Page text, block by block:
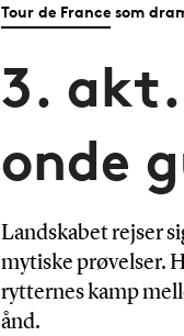
Tour de France som
3.
onde
Landskabet rejser
mytiske prøvelser.
rytternes kamp
ånd.